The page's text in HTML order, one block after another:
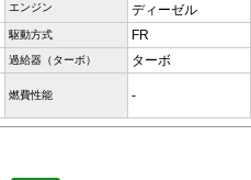
エンジン
ディーゼル
駆動方式 FR
過給器（ターボ） ターボ
燃費性能 -